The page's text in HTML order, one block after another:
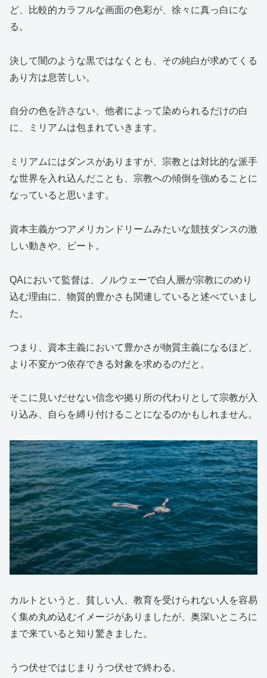
ど、比較的カラフルな画面の色彩が、徐々に真っ白にな
る。
決して闇のような黒ではなくとも、その純白が求めてくる
あり方は息苦しい。
自分の色を許さない、他者によって染められるだけの白
に、ミリアムは包まれていきます。
ミリアムにはダンスがありますが、宗教とは対比的な派手
な世界を入れ込んだことも、宗教への傾倒を強めることに
なっていると思います。
資本主義かつアメリカンドリームみたいな競技ダンスの激
しい動きや、ビート。
QAにおいて監督は、ノルウェーで白人層が宗教にのめり
込む理由に、物質的豊かさも関連していると述べていまし
た。
つまり、資本主義において豊かさが物質主義になるほど、
より不変かつ依存できる対象を求めるのだと。
そこに見いだせない信念や拠り所の代わりとして宗教が入
り込み、自らを縛り付けることになるのかもしれません。
カルトというと、貧しい人、教育を受けられない人を容易
く集め丸め込むイメージがありましたが、奥深いところに
まで来ていると知り驚きました。
うつ伏せではじまりうつ伏せで終わる。